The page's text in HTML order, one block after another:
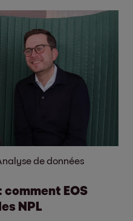
de données
EOS
NPL